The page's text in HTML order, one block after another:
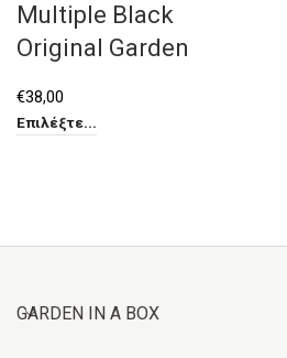
Multiple Black
Original Garden
€38,00
Επιλέξτε...
GARDEN IN A BOX